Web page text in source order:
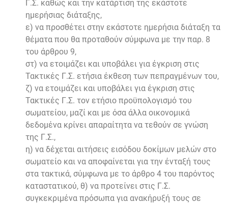
Γ.Σ. καθώς και την κατάρτιση της εκάστοτε
ημερήσιας διάταξης,
ε) να προσθέτει στην εκάστοτε ημερήσια διάταξη τα
θέματα που θα προταθούν σύμφωνα με την παρ. 8
του άρθρου 9,
στ) να ετοιμάζει και υποβάλει για έγκριση στις
Τακτικές Γ.Σ. ετήσια έκθεση των πεπραγμένων του,
ζ) να ετοιμάζει και υποβάλει για έγκριση στις
Τακτικές Γ.Σ. τον ετήσιο προϋπολογισμό του
σωματείου, μαζί και με όσα άλλα οικονομικά
δεδομένα κρίνει απαραίτητα να τεθούν σε γνώση
της Γ.Σ.,
η) να δέχεται αιτήσεις εισόδου δοκίμων μελών στο
σωματείο και να αποφαίνεται για την ένταξή τους
στα τακτικά, σύμφωνα με το άρθρο 4 του παρόντος
καταστατικού, θ) να προτείνει στις Γ.Σ.
συγκεκριμένα πρόσωπα για ανακήρυξή τους σε